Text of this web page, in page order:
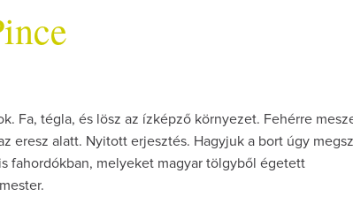
Fa, tégla, és lösz az ízképző környezet. Fehérre
eresz alatt. Nyitott erjesztés. Hagyjuk a bort úgy
fahordókban, melyeket magyar tölgyből égetett